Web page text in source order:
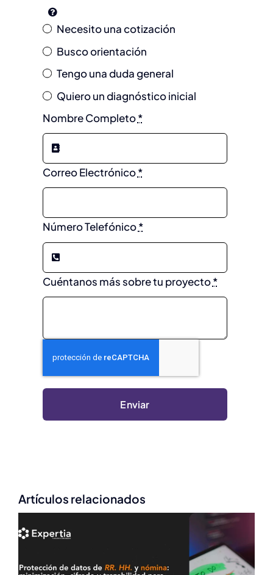
Necesito una cotización
Busco orientación
Tengo una duda general
Quiero un diagnóstico inicial
Nombre Completo*
Correo Electrónico*
Número Telefónico*
Cuéntanos más sobre tu proyecto*
Enviar
Artículos relacionados